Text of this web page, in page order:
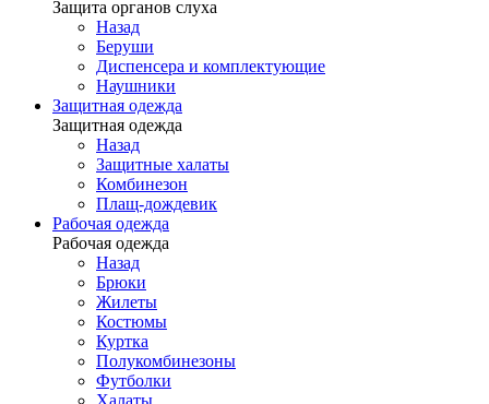
Защита органов слуха
Назад
Беруши
Диспенсера и комплектующие
Наушники
Защитная одежда
Защитная одежда
Назад
Защитные халаты
Комбинезон
Плащ-дождевик
Рабочая одежда
Рабочая одежда
Назад
Брюки
Жилеты
Костюмы
Куртка
Полукомбинезоны
Футболки
Халаты